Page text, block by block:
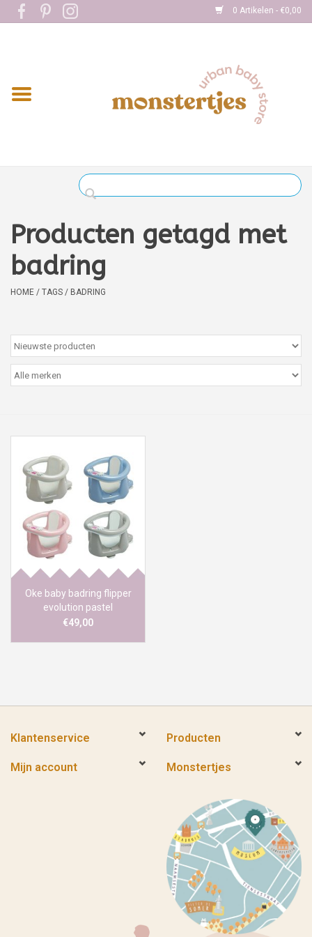
0 Artikelen - €0,00
Home
Kleding
Verzorging
Boekjes
kaartjes
Cadeaubon
Sales
Merken
Producten getagd met
badring
HOME / TAGS / BADRING
Oke baby badring flipper
evolution pastel
€49,00
Klantenservice Producten
Mijn account Monstertjes